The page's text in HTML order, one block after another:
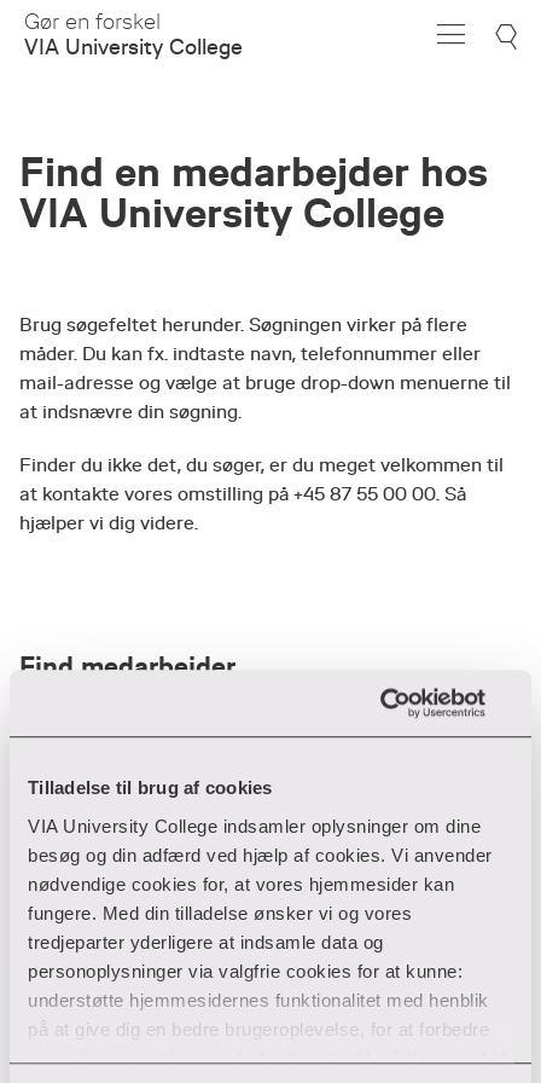
Tilladelse til brug af cookies
VIA University College indsamler oplysninger om dine
besøg og din adfærd ved hjælp af cookies. Vi anvender
nødvendige cookies for, at vores hjemmesider kan
fungere. Med din tilladelse ønsker vi og vores
tredjeparter yderligere at indsamle data og
personoplysninger via valgfrie cookies for at kunne:
understøtte hjemmesidernes funktionalitet med henblik
på at give dig en bedre brugeroplevelse, for at forbedre
vores hjemmesider og udarbejde statistik på baggrund af
Skip
Main
Gør en forskel
VIA University College
Find en medarbejder hos
VIA University College
Brug søgefeltet herunder. Søgningen virker på flere
måder. Du kan fx. indtaste navn, telefonnummer eller
mail-adresse og vælge at bruge drop-down menuerne til
at indsnævre din søgning.
Finder du ikke det, du søger, er du meget velkommen til
at kontakte vores omstilling på +45 87 55 00 00. Så
hjælper vi dig videre.
Find medarbejder
Filter
Ryd filtre
Din søgning gav desværre ikke noget resultat
Giv ikke op endnu!